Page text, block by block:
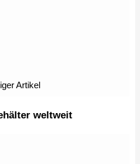
Artikel
weltweit